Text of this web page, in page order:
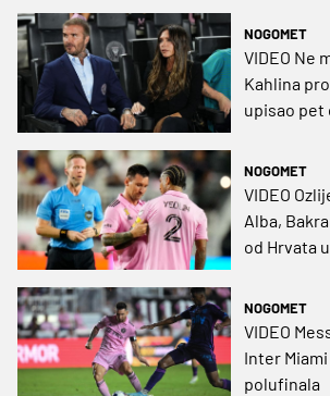
NOGOMET
VIDEO Ne
Kahlina
upisao pet
NOGOMET
VIDEO
Alba,
od Hrvata
NOGOMET
VIDEO
Inter
polufinala